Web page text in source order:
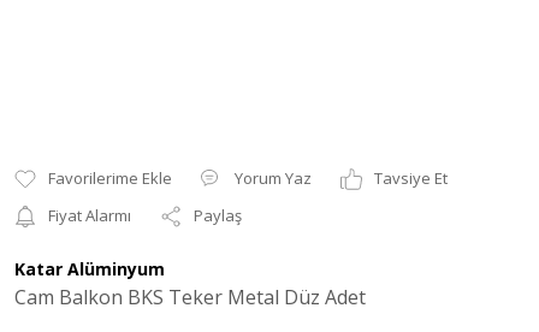
Yorum Yaz
Tavsiye Et
Fiyat Alarmı
Paylaş
Katar Alüminyum
Cam Balkon BKS Teker Metal Düz Adet